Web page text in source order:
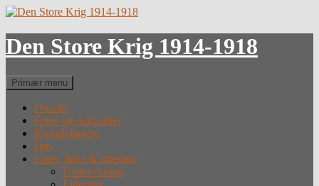
Hop
indhold
Den Store Krig 1914-1918
Søg
Primær menu
Forside
Fotos og Arkivalier
Krigsdeltagere
Om
Lister, links & litteratur
Undervisning